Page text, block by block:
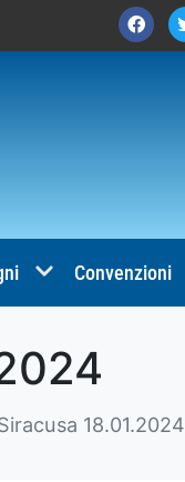
Convenzioni
18.01.2024